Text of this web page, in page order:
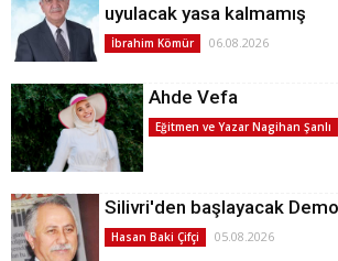
uyulacak yasa kalmamış
İbrahim Kömür 06.08.2026
Ahde Vefa
Eğitmen ve Yazar Nagihan Şanlı
Silivri'den başlayacak
Hasan Baki Çifçi 05.08.2026